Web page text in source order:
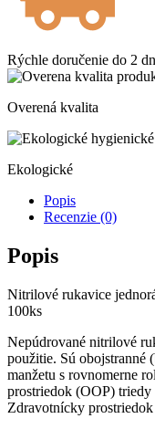
100ks
Rýchle doručenie do 2
Overená kvalita
Ekologické
Popis
Recenzie (0)
Popis
Nitrilové rukavice
100ks
Nepúdrované nitrilové
použitie. Sú obojstranné
manžetu s rovnomerne
prostriedok (OOP)
Zdravotnícky